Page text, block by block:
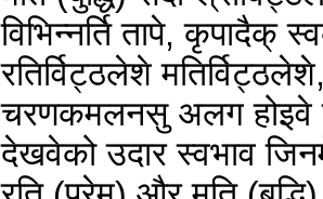
विभिन्नर्ति तापे, कृपादैक्
रतिर्विट्ठलेशे
चरणकमलनसु अलग होइवे
देखवेको उदार स्वभाव